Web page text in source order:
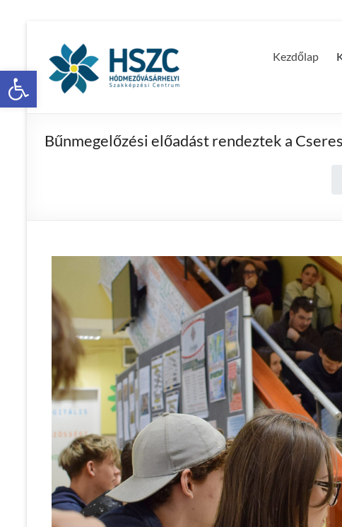
Eszköztár megnyitása
Kezdőlap
Bűnmegelőzési előadást rendeztek a